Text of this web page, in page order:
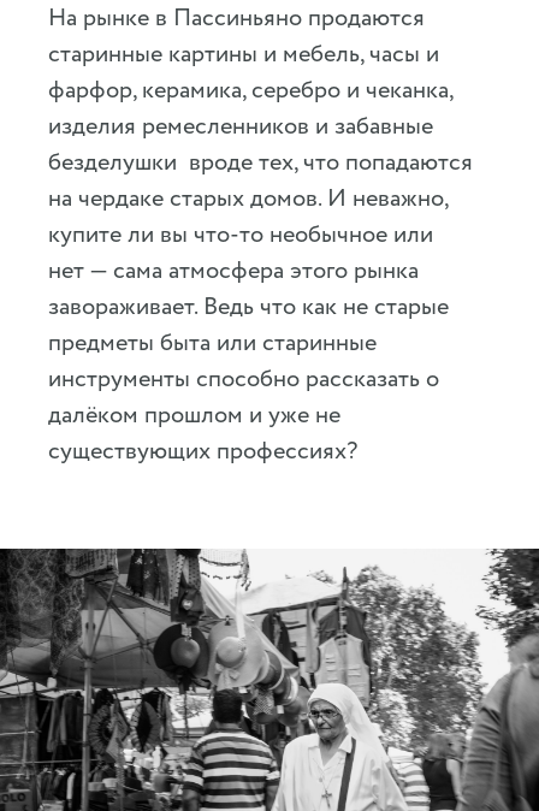
На рынке в Пассиньяно продаются
старинные картины и мебель, часы и
фарфор, керамика, серебро и чеканка,
изделия ремесленников и забавные
безделушки вроде тех, что попадаются
на чердаке старых домов. И неважно,
купите ли вы что-то необычное или
нет — сама атмосфера этого рынка
завораживает. Ведь что как не старые
предметы быта или старинные
инструменты способно рассказать о
далёком прошлом и уже не
существующих профессиях?